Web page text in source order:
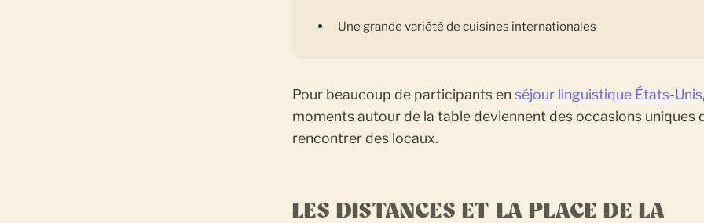
Une grande variété de cuisines internationales
Pour beaucoup de participants enséjour linguistique États-Unis
moments autour de la table deviennent des occasions uniques
rencontrer des locaux.
LES DISTANCES ET LA PLACE DE LA